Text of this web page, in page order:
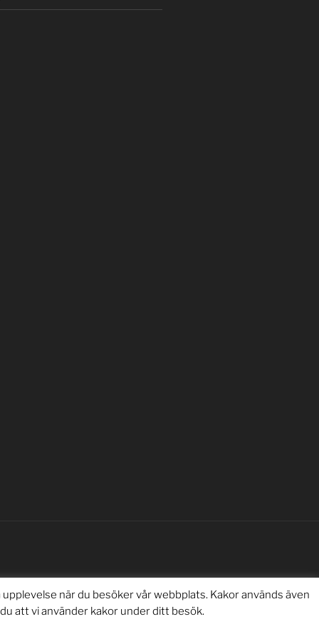
när du besöker vår webbplats. Kakor används även
att vi använder kakor under ditt besök.